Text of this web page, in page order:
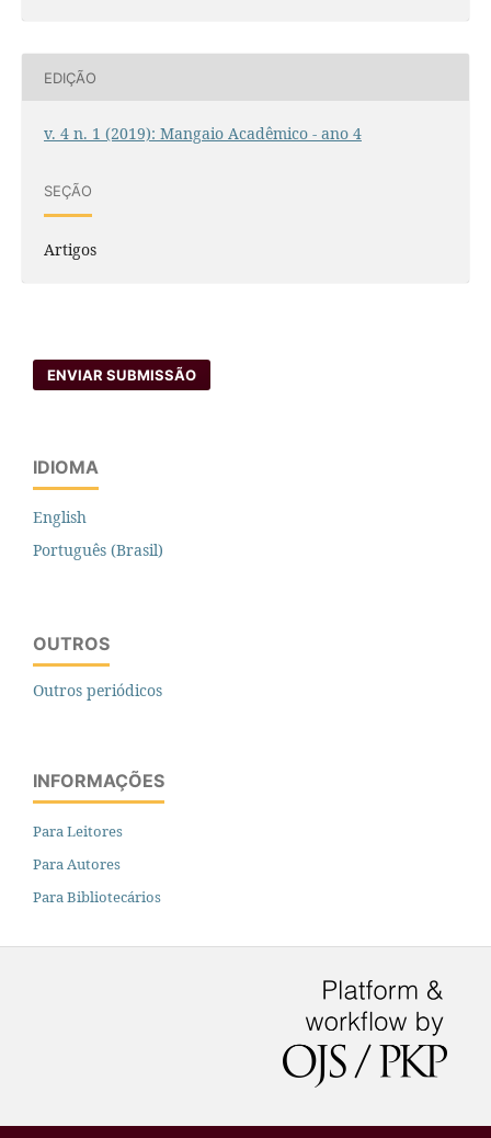
EDIÇÃO
v. 4 n. 1 (2019): Mangaio Acadêmico - ano 4
SEÇÃO
Artigos
ENVIAR SUBMISSÃO
IDIOMA
English
Português (Brasil)
OUTROS
Outros periódicos
INFORMAÇÕES
Para Leitores
Para Autores
Para Bibliotecários